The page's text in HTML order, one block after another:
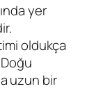
yer
oldukça
uzun bir